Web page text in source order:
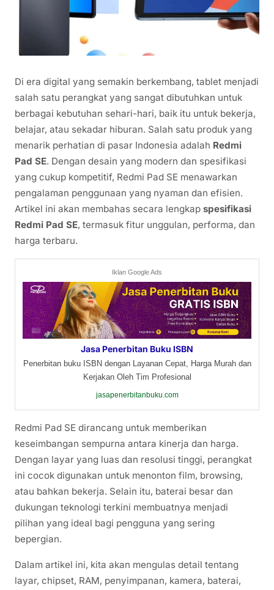
Di era digital yang semakin berkembang, tablet menjadi
salah satu perangkat yang sangat dibutuhkan untuk
berbagai kebutuhan sehari-hari, baik itu untuk bekerja,
belajar, atau sekadar hiburan. Salah satu produk yang
menarik perhatian di pasar Indonesia adalah Redmi
Pad SE. Dengan desain yang modern dan spesifikasi
yang cukup kompetitif, Redmi Pad SE menawarkan
pengalaman penggunaan yang nyaman dan efisien.
Artikel ini akan membahas secara lengkap spesifikasi
Redmi Pad SE, termasuk fitur unggulan, performa, dan
harga terbaru.
Iklan Google Ads
Jasa Penerbitan Buku ISBN
Penerbitan buku ISBN dengan Layanan Cepat, Harga Murah dan
Kerjakan Oleh Tim Profesional
jasapenerbitanbuku.com
Redmi Pad SE dirancang untuk memberikan
keseimbangan sempurna antara kinerja dan harga.
Dengan layar yang luas dan resolusi tinggi, perangkat
ini cocok digunakan untuk menonton film, browsing,
atau bahkan bekerja. Selain itu, baterai besar dan
dukungan teknologi terkini membuatnya menjadi
pilihan yang ideal bagi pengguna yang sering
bepergian.
Dalam artikel ini, kita akan mengulas detail tentang
layar, chipset, RAM, penyimpanan, kamera, baterai,